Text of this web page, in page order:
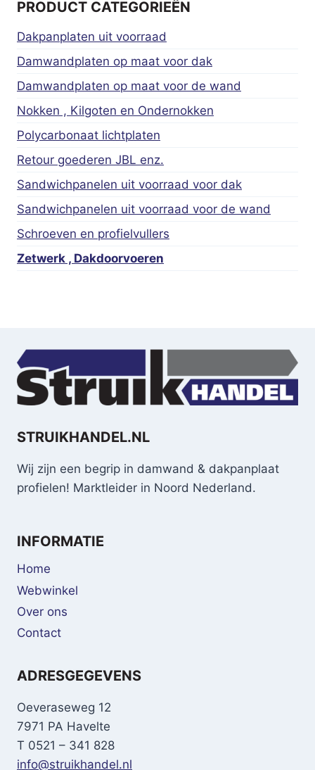
PRODUCT CATEGORIEËN
Dakpanplaten uit voorraad
Damwandplaten op maat voor dak
Damwandplaten op maat voor de wand
Nokken , Kilgoten en Ondernokken
Polycarbonaat lichtplaten
Retour goederen JBL enz.
Sandwichpanelen uit voorraad voor dak
Sandwichpanelen uit voorraad voor de wand
Schroeven en profielvullers
Zetwerk , Dakdoorvoeren
STRUIKHANDEL.NL
Wij zijn een begrip in damwand & dakpanplaat
profielen! Marktleider in Noord Nederland.
INFORMATIE
Home
Webwinkel
Over ons
Contact
ADRESGEGEVENS
Oeveraseweg 12
7971 PA Havelte
T 0521 – 341 828
info@struikhandel.nl